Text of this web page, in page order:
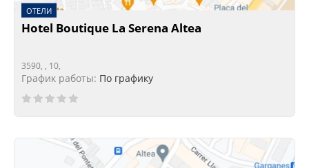
ОТЕЛИ
Hotel Boutique La Serena Altea
3590, , 10,
График работы: По графику